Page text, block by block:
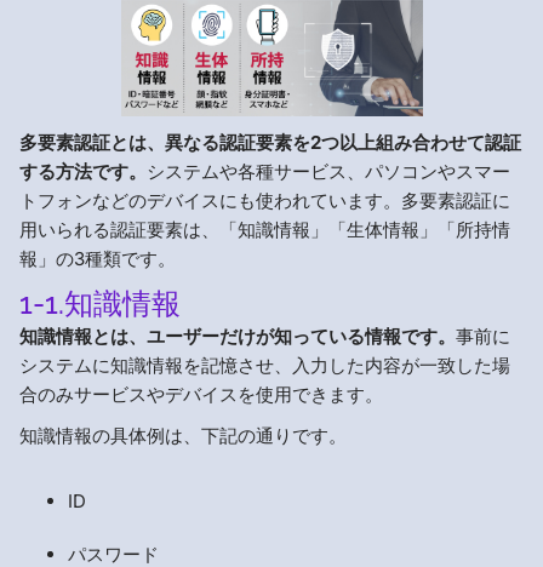
多要素認証とは、異なる認証要素を2つ以上組み合わせて認証
する方法です。 システムや各種サービス、パソコンやスマー
トフォンなどのデバイスにも使われています。多要素認証に
用いられる認証要素は、「知識情報」「生体情報」「所持情
報」の3種類です。
1-1.知識情報
知識情報とは、ユーザーだけが知っている情報です。 事前に
システムに知識情報を記憶させ、入力した内容が一致した場
合のみサービスやデバイスを使用できます。
知識情報の具体例は、下記の通りです。
ID
パスワード